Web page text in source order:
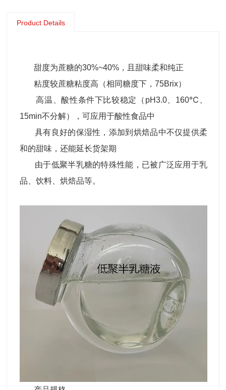
Product Details
甜度为蔗糖的30%~40%，且甜味柔和纯正
粘度较蔗糖粘度高（相同糖度下，75Brix）
高温、酸性条件下比较稳定（pH3.0、160℃、
15min不分解），可应用于酸性食品中
具有良好的保湿性，添加到烘焙品中不仅提供柔
和的甜味，还能延长货架期
由于低聚半乳糖的特殊性能，已被广泛应用于乳
品、饮料、烘焙品等。